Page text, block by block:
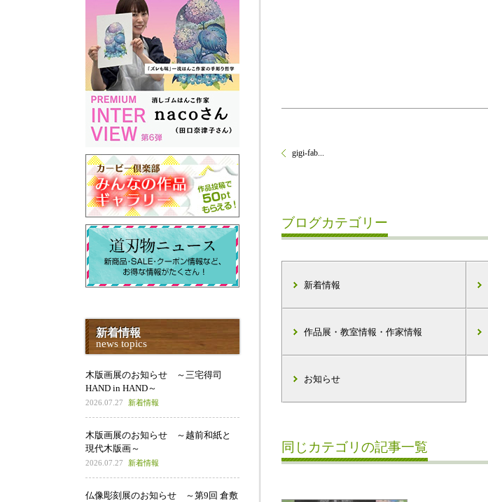
gigi-fab...
ブログカテゴリー
新着情報
作品展・教室情報・作家情報
お知らせ
同じカテゴリの記事一覧
新着情報
news topics
木版画展のお知らせ ～三宅得司
HAND in HAND～
2026.07.27 新着情報
木版画展のお知らせ ～越前和紙と
現代木版画～
2026.07.27 新着情報
仏像彫刻展のお知らせ ～第9回 倉敷